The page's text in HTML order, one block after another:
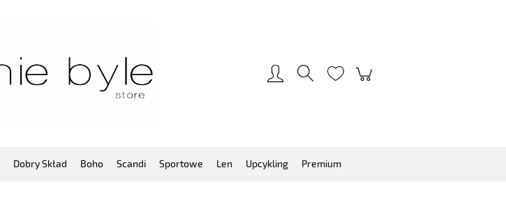
Dobry Skład Boho Scandi Sportowe Len Upcykling Premium